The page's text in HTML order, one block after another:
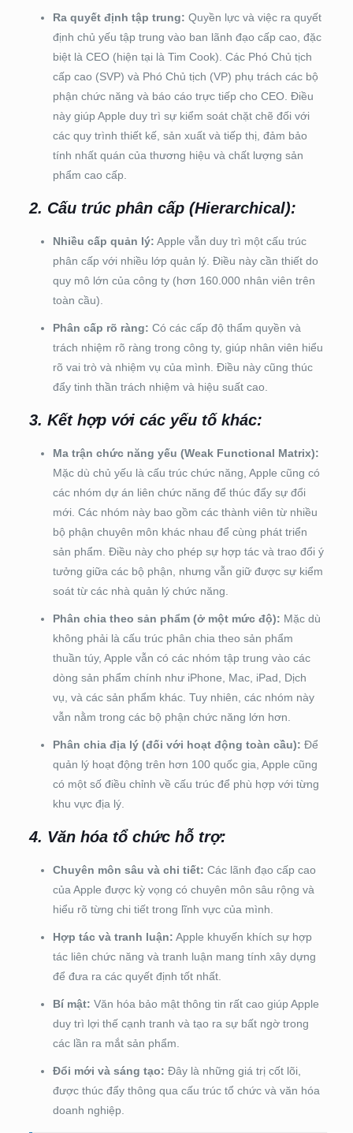
Ra quyết định tập trung: Quyền lực và việc ra quyết
định chủ yếu tập trung vào ban lãnh đạo cấp cao, đặc
biệt là CEO (hiện tại là Tim Cook). Các Phó Chủ tịch
cấp cao (SVP) và Phó Chủ tịch (VP) phụ trách các bộ
phận chức năng và báo cáo trực tiếp cho CEO. Điều
này giúp Apple duy trì sự kiểm soát chặt chẽ đối với
các quy trình thiết kế, sản xuất và tiếp thị, đảm bảo
tính nhất quán của thương hiệu và chất lượng sản
phẩm cao cấp.
2. Cấu trúc phân cấp (Hierarchical):
Nhiều cấp quản lý: Apple vẫn duy trì một cấu trúc
phân cấp với nhiều lớp quản lý. Điều này cần thiết do
quy mô lớn của công ty (hơn 160.000 nhân viên trên
toàn cầu).
Phân cấp rõ ràng: Có các cấp độ thẩm quyền và
trách nhiệm rõ ràng trong công ty, giúp nhân viên hiểu
rõ vai trò và nhiệm vụ của mình. Điều này cũng thúc
đẩy tinh thần trách nhiệm và hiệu suất cao.
3. Kết hợp với các yếu tố khác:
Ma trận chức năng yếu (Weak Functional Matrix):
Mặc dù chủ yếu là cấu trúc chức năng, Apple cũng có
các nhóm dự án liên chức năng để thúc đẩy sự đổi
mới. Các nhóm này bao gồm các thành viên từ nhiều
bộ phận chuyên môn khác nhau để cùng phát triển
sản phẩm. Điều này cho phép sự hợp tác và trao đổi ý
tưởng giữa các bộ phận, nhưng vẫn giữ được sự kiểm
soát từ các nhà quản lý chức năng.
Phân chia theo sản phẩm (ở một mức độ): Mặc dù
không phải là cấu trúc phân chia theo sản phẩm
thuần túy, Apple vẫn có các nhóm tập trung vào các
dòng sản phẩm chính như iPhone, Mac, iPad, Dịch
vụ, và các sản phẩm khác. Tuy nhiên, các nhóm này
vẫn nằm trong các bộ phận chức năng lớn hơn.
Phân chia địa lý (đối với hoạt động toàn cầu): Để
quản lý hoạt động trên hơn 100 quốc gia, Apple cũng
có một số điều chỉnh về cấu trúc để phù hợp với từng
khu vực địa lý.
4. Văn hóa tổ chức hỗ trợ:
Chuyên môn sâu và chi tiết: Các lãnh đạo cấp cao
của Apple được kỳ vọng có chuyên môn sâu rộng và
hiểu rõ từng chi tiết trong lĩnh vực của mình.
Hợp tác và tranh luận: Apple khuyến khích sự hợp
tác liên chức năng và tranh luận mang tính xây dựng
để đưa ra các quyết định tốt nhất.
Bí mật: Văn hóa bảo mật thông tin rất cao giúp Apple
duy trì lợi thế cạnh tranh và tạo ra sự bất ngờ trong
các lần ra mắt sản phẩm.
Đổi mới và sáng tạo: Đây là những giá trị cốt lõi,
được thúc đẩy thông qua cấu trúc tổ chức và văn hóa
doanh nghiệp.